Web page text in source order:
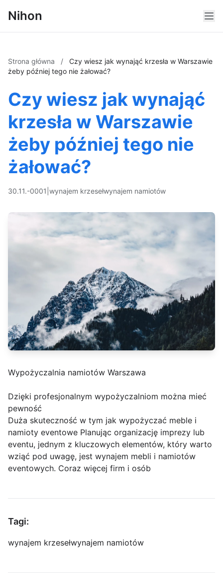
Nihon
Strona główna /
Czy wiesz jak wynająć krzesła w Warszawie
żeby później tego nie żałować?
Czy wiesz jak wynająć
krzesła w Warszawie
żeby później tego nie
żałować?
30.11.-0001 wynajem krzesełwynajem namiotów
Wypożyczalnia namiotów Warszawa
Dzięki profesjonalnym wypożyczalniom można mieć
pewność
Duża skuteczność w tym jak wypożyczać meble i
namioty eventowe Planując organizację imprezy lub
eventu, jednym z kluczowych elementów, który warto
wziąć pod uwagę, jest wynajem mebli i namiotów
eventowych. Coraz więcej firm i osób
Tagi:
wynajem krzesełwynajem namiotów